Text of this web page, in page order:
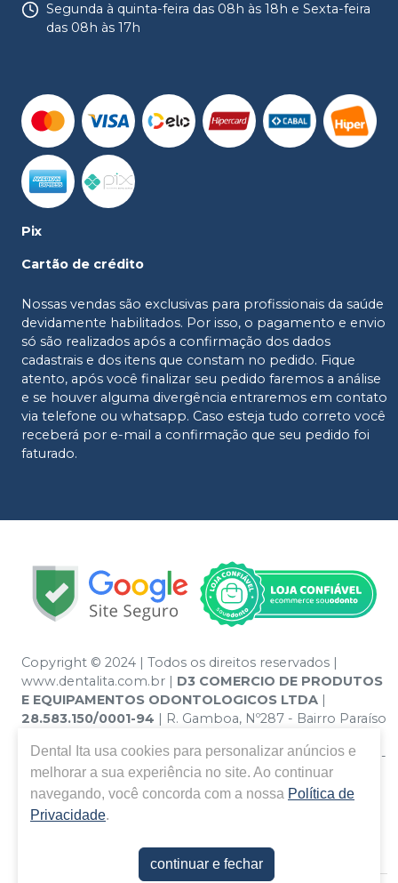
Segunda à quinta-feira das 08h às 18h e Sexta-feira
das 08h às 17h
Pix
Cartão de crédito
Nossas vendas são exclusivas para profissionais da saúde
devidamente habilitados. Por isso, o pagamento e envio
só são realizados após a confirmação dos dados
cadastrais e dos itens que constam no pedido. Fique
atento, após você finalizar seu pedido faremos a análise
e se houver alguma divergência entraremos em contato
via telefone ou whatsapp. Caso esteja tudo correto você
receberá por e-mail a confirmação que seu pedido foi
faturado.
Copyright © 2024 | Todos os direitos reservados |
www.dentalita.com.br | D3 COMERCIO DE PRODUTOS
E EQUIPAMENTOS ODONTOLOGICOS LTDA |
28.583.150/0001-94 | R. Gamboa, Nº287 - Bairro Paraíso
Privacidade e Segurança - Fotos meramente ilustrativas -
Os preços e condições da loja virtual estão sujeitos a
alterações. Em caso de divergência de preços no site, o
valor válido é o do Carrinho de Compra. Não vendemos
atender compras de grandes volumes pelo site.
Dental Ita usa cookies para personalizar anúncios e
melhorar a sua experiência no site. Ao continuar
navegando, você concorda com a nossa Política de
Privacidade.
continuar e fechar